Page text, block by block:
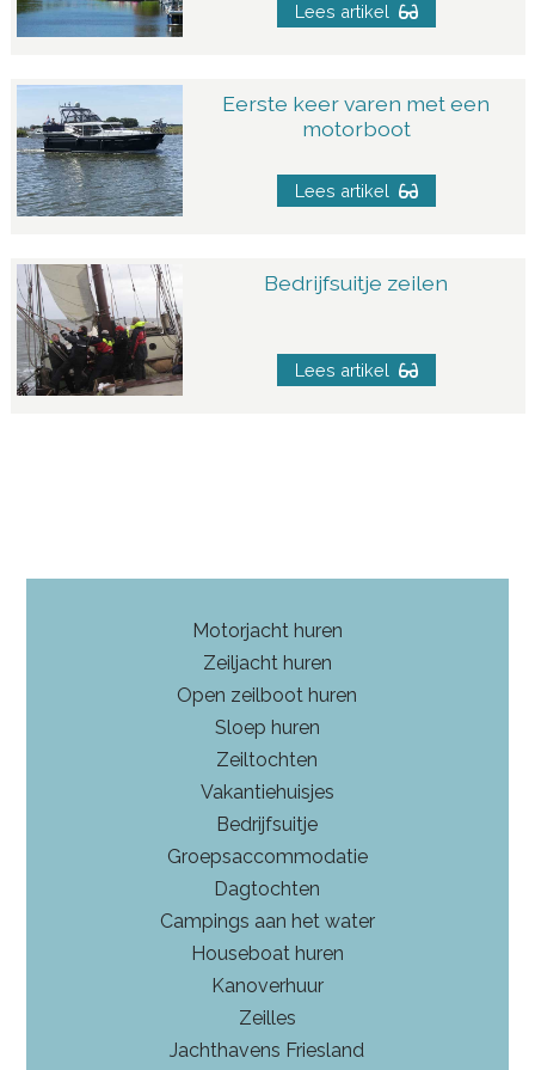
Lees artikel
Eerste keer varen met een
motorboot
Lees artikel
Bedrijfsuitje zeilen
Lees artikel
Motorjacht huren
Zeiljacht huren
Open zeilboot huren
Sloep huren
Zeiltochten
Vakantiehuisjes
Bedrijfsuitje
Groepsaccommodatie
Dagtochten
Campings aan het water
Houseboat huren
Kanoverhuur
Zeilles
Jachthavens Friesland